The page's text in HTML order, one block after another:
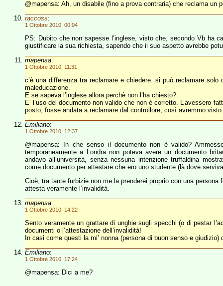
@mapensa: Ah, un disabile (fino a prova contraria) che reclama
raccoss:
1 Ottobre 2010, 00:04
PS: Dubito che non sapesse l’inglese, visto che, secondo Vb ha
giustificare la sua richiesta, sapendo che il suo aspetto avrebbe
mapensa:
1 Ottobre 2010, 11:31
c’è una differenza tra reclamare e chiedere. si può reclamare
maleducazione.
E se sapeva l’inglese allora perchè non l’ha chiesto?
E’ l’uso del documento non valido che non è corretto. L’avessero
posto, fosse andata a reclamare dal controllore, così avremmo
Emiliano:
1 Ottobre 2010, 12:37
@mapensa: In che senso il documento non è valido?
temporaneamente a Londra non poteva avere un documento
andavo all’università, senza nessuna intenzione truffaldina
come documento per attestare che ero uno studente (là dove
Cioè, tra tante furbizie non me la prenderei proprio con una
attesta veramente l’invalidità.
mapensa:
1 Ottobre 2010, 14:22
Sento veramente un grattare di unghie sugli specchi (o di pestar
documenti o l’attestazione dell’invalidità!
In casi come questi la mi’ nonna (persona di buon senso e
Emiliano:
1 Ottobre 2010, 17:24
@mapensa: Dici a me?